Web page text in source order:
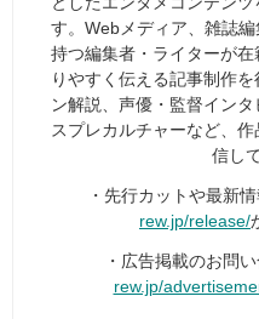
す。Webメディア、雑誌
持つ編集者・ライターが
りやすく伝える記事制作
ン解説、声優・監督イン
スプレカルチャーなど、
信し
・先行カットや最新
rew.jp/release/
・広告掲載のお問
rew.jp/